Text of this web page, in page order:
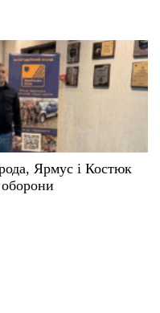
Ярмус і Костюк